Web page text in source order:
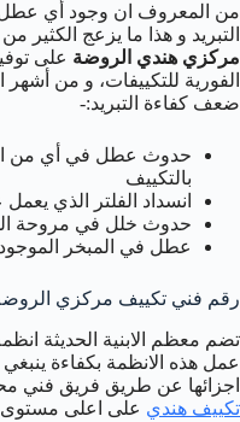
من المعروف ان وجود أي عطل
التبريد و هذا ما يزعج الكثير
مركزي هندي الروضة على
الفورية للتكييفات، و من
ضعف كفاءة التبريد:-
حدوث عطل في أي من
بالتكييف
انسداد الفلتر الذي
حدوث خلل في مروحة
عطل في المبخر
رقم فني تكييف مركزي
تضم معظم الابنية الحديثة
عمل هذه الانظمة بكفاءة
اجزائها عن طريق فريق فني
تكييف هندي على اعلى مستوى،